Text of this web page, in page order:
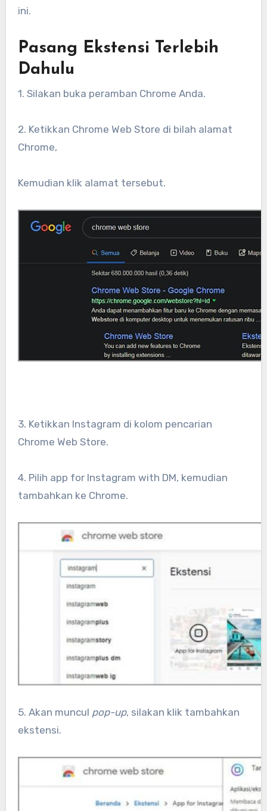
ini.
Pasang Ekstensi Terlebih
Dahulu
1. Silakan buka peramban Chrome Anda.
2. Ketikkan Chrome Web Store di bilah alamat
Chrome,
Kemudian klik alamat tersebut.
3. Ketikkan Instagram di kolom pencarian
Chrome Web Store.
4. Pilih app for Instagram with DM, kemudian
tambahkan ke Chrome.
5. Akan muncul pop-up, silakan klik tambahkan
ekstensi.